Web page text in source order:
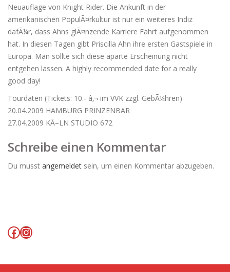
Neuauflage von Knight Rider. Die Ankunft in der
amerikanischen PopulÃ¤rkultur ist nur ein weiteres Indiz
dafÃ¼r, dass Ahns glÃ¤nzende Karriere Fahrt aufgenommen
hat. In diesen Tagen gibt Priscilla Ahn ihre ersten Gastspiele in
Europa. Man sollte sich diese aparte Erscheinung nicht
entgehen lassen. A highly recommended date for a really
good day!
Tourdaten (Tickets: 10.- â‚¬ im VVK zzgl. GebÃ¼hren)
20.04.2009 HAMBURG PRINZENBAR
27.04.2009 KÃ–LN STUDIO 672
Schreibe einen Kommentar
Du musst angemeldet sein, um einen Kommentar abzugeben.
Facebook
Instagram